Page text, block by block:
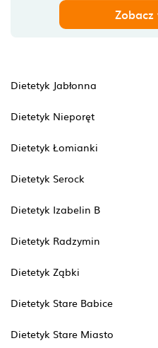
Zobacz
Dietetyk Jabłonna
Dietetyk Nieporęt
Dietetyk Łomianki
Dietetyk Serock
Dietetyk Izabelin B
Dietetyk Radzymin
Dietetyk Ząbki
Dietetyk Stare Babice
Dietetyk Stare Miasto